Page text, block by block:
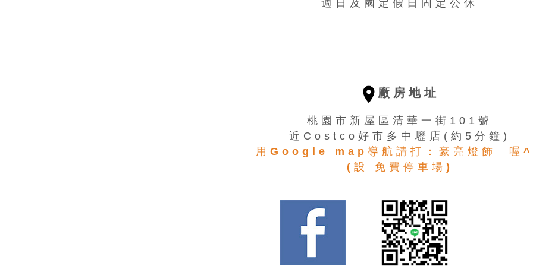
週日及國定假日固定公休
廠房地址
桃園市新屋區清華一街101號
近Costco好市多中壢店(約5分鐘)
用Google map導航請打：豪亮燈飾 喔
(設 免費停車場)